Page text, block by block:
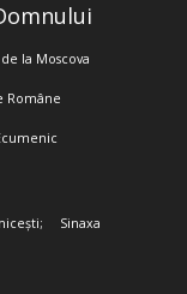
la Moscova
Române
Sinaxa